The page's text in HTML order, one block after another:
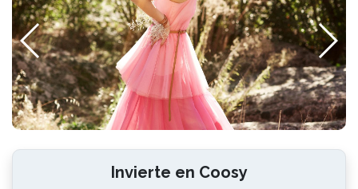
Invierte en Coosy